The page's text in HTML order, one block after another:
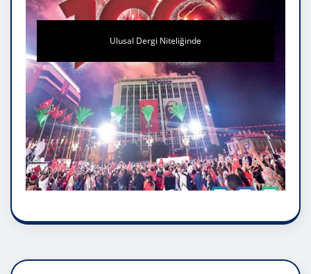
Ulusal Dergi Niteliğinde